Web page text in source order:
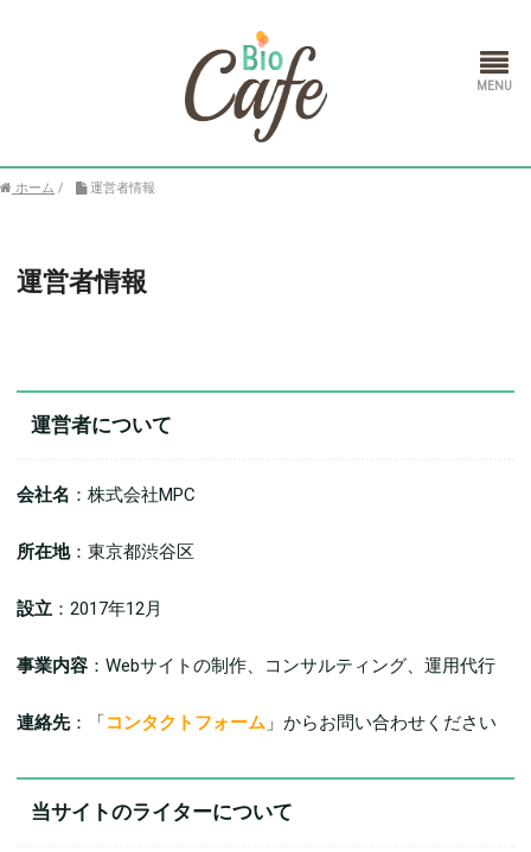
ホーム / 運営者情報
運営者情報
運営者について
会社名 ：株式会社MPC
所在地：東京都渋谷区
設立 ：2017年12月
事業内容 ：Webサイトの制作、コンサルティング、運用代行
連絡先：「コンタクトフォーム 」からお問い合わせください
当サイトのライターについて